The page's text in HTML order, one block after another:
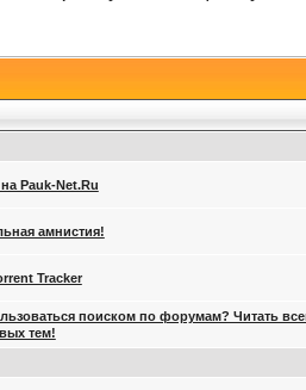
Pauk-Net.Ru
амнистия!
Tracker
поиском по форумам? Читать
тем!